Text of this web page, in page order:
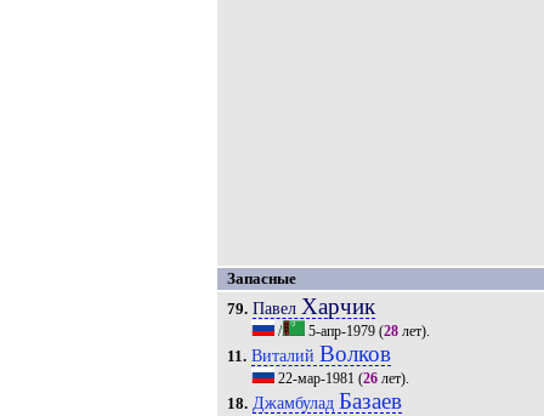
Запасные
79. Павел Харчик
/ 5-апр-1979(28лет).
11. Виталий Волков
22-мар-1981 (26лет).
18. Джамбулад Базаев